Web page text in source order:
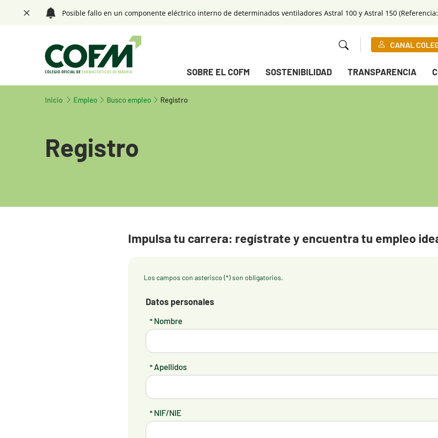
Saltar navegación. Ir directamente al contenido principal
Posible fallo en un componente eléctrico interno de determinados ventiladores Astral 100 y Astral 150 (Referencia:
CANAL
Menú principalSOBRE EL COFM SOSTENIBILIDAD TRANSPARENCIA
Inicio Tecla de acceso 1
Empleo Busco empleo Registro
Registro
Impulsa tu carrera: regístrate y encuentra tu empleo
Los campos con asterisco (*) son obligatorios.
Datos personales
* Nombre
* Apellidos
* NIF/NIE